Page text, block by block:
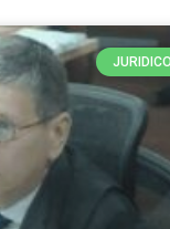
JURIDICO